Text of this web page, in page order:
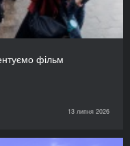
фільм
13 липня 2026